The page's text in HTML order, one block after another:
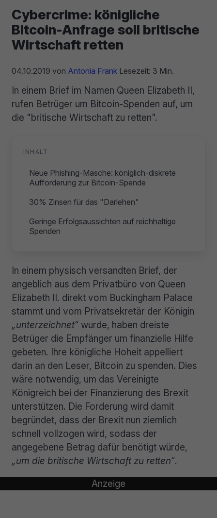
Cybercrime: königliche
Bitcoin-Anfrage soll britische
Wirtschaft retten
04.10.2019 von Antonia Frank Lesezeit: 3 Min.
In einem Brief im Namen Queen Elizabeth II,
rufen Betrüger um Bitcoin-Spenden auf, um
die "britische Wirtschaft zu retten".
INHALT
Neue Phishing-Masche: königlich-diskrete
Aufforderung zur Bitcoin-Spende
30% Zinsen für das "Darlehen"
Geringe Erfolgsaussichten auf reichhaltige
Spenden
In einem physisch versandten Brief, der
angeblich aus dem Privatbüro von Queen
Elizabeth II. direkt vom Buckingham Palace
stammt und vom Privatsekretär der Königin
„unterzeichnet“ wurde, haben dreiste
Betrüger die Empfänger um finanzielle Hilfe
gebeten. Ihre königliche Hoheit appelliert
darin an den Leser, Bitcoin zu spenden. Dies
wäre notwendig, um das Vereinigte
Königreich bei der Finanzierung des Brexit
unterstützen. Die Forderung wird damit
begründet, dass der Brexit nun ziemlich
schnell vollzogen wird, sodass der
angegebene Betrag dafür benötigt würde,
„um die britische Wirtschaft zu retten“.